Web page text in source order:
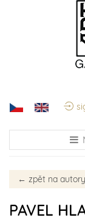
← zpět na autory
PAVEL